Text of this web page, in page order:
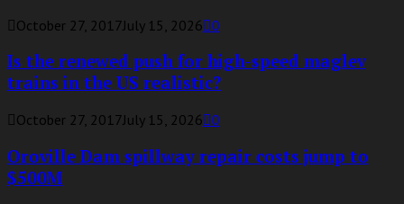
October 27, 2017July 15, 2026 0
Is the renewed push for high-speed maglev
trains in the US realistic?
October 27, 2017July 15, 2026 0
Oroville Dam spillway repair costs jump to
$500M